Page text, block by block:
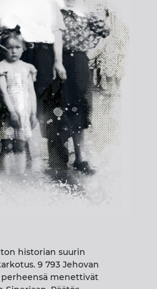
historian suurin
9 793 Jehovan
menettivät